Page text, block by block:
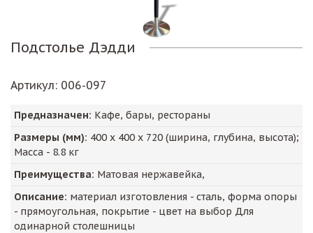
Подстолье Дэдди
Артикул: 006-097
Предназначен: Кафе, бары, рестораны
Размеры (мм): 400 х 400 х 720 (ширина, глубина, высота);
Масса - 8.8 кг
Преимущества: Матовая нержавейка,
Описание: материал изготовления - сталь, форма опоры
- прямоугольная, покрытие - цвет на выбор Для
одинарной столешницы